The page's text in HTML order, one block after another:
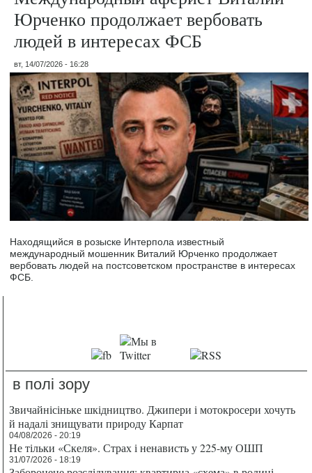
Юрченко продолжает вербовать
людей в интересах ФСБ
вт, 14/07/2026 - 16:28
Находящийся в розыске Интерпола известный
международный мошенник Виталий Юрченко продолжает
вербовать людей на постсоветском пространстве в интересах
ФСБ.
в полі зору
Звичайнісіньке шкідництво. Джипери і мотокросери хочуть
й надалі знищувати природу Карпат
04/08/2026 - 20:19
Не тільки «Скеля». Страх і ненависть у 225-му ОШП
31/07/2026 - 18:19